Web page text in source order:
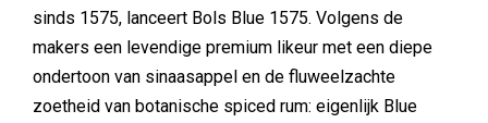
sinds 1575, lanceert Bols Blue 1575. Volgens de
makers een levendige premium likeur met een diepe
ondertoon van sinaasappel en de fluweelzachte
zoetheid van botanische spiced rum: eigenlijk Blue